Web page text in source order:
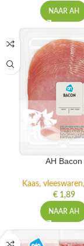
NAAR AH
AH Bacon
Kaas,
€1,89
NAAR AH